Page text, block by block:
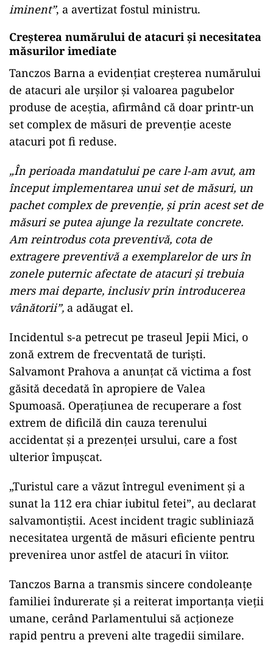
iminent”, a avertizat fostul ministru.
Creșterea numărului de atacuri și necesitatea
măsurilor imediate
Tanczos Barna a evidențiat creșterea numărului
de atacuri ale urșilor și valoarea pagubelor
produse de aceștia, afirmând că doar printr-un
set complex de măsuri de prevenție aceste
atacuri pot fi reduse.
„În perioada mandatului pe care l-am avut, am
început implementarea unui set de măsuri, un
pachet complex de prevenție, și prin acest set de
măsuri se putea ajunge la rezultate concrete.
Am reintrodus cota preventivă, cota de
extragere preventivă a exemplarelor de urs în
zonele puternic afectate de atacuri și trebuia
mers mai departe, inclusiv prin introducerea
vânătorii”, a adăugat el.
Incidentul s-a petrecut pe traseul Jepii Mici, o
zonă extrem de frecventată de turiști.
Salvamont Prahova a anunțat că victima a fost
găsită decedată în apropiere de Valea
Spumoasă. Operațiunea de recuperare a fost
extrem de dificilă din cauza terenului
accidentat și a prezenței ursului, care a fost
ulterior împușcat.
„Turistul care a văzut întregul eveniment și a
sunat la 112 era chiar iubitul fetei”, au declarat
salvamontiștii. Acest incident tragic subliniază
necesitatea urgentă de măsuri eficiente pentru
prevenirea unor astfel de atacuri în viitor.
Tanczos Barna a transmis sincere condoleanțe
familiei îndurerate și a reiterat importanța vieții
umane, cerând Parlamentului să acționeze
rapid pentru a preveni alte tragedii similare.